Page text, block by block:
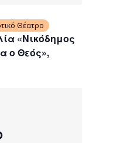
«Νικόδημος
ο Θεός»,
Θέατρο